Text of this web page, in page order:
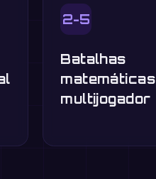
2-5
Batalhas
matemáticas
multijogador